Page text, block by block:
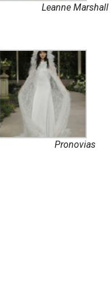
Leanne Marshall
Pronovias